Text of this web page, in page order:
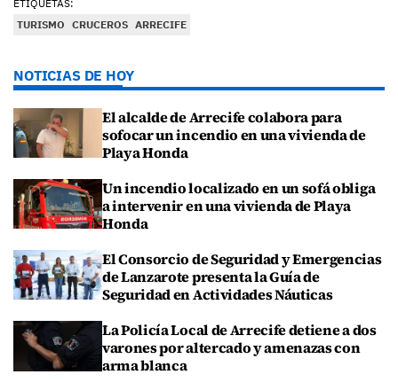
ETIQUETAS:
TURISMO CRUCEROS ARRECIFE
NOTICIAS DE HOY
El alcalde de Arrecife colabora para
sofocar un incendio en una vivienda de
Playa Honda
Un incendio localizado en un sofá obliga
a intervenir en una vivienda de Playa
Honda
El Consorcio de Seguridad y Emergencias
de Lanzarote presenta la Guía de
Seguridad en Actividades Náuticas
La Policía Local de Arrecife detiene a dos
varones por altercado y amenazas con
arma blanca